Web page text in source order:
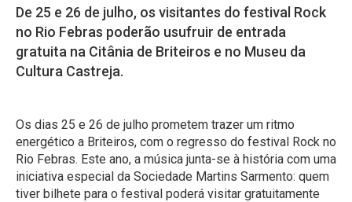
De 25 e 26 de julho, os visitantes do festival Rock
no Rio Febras poderão usufruir de entrada
gratuita na Citânia de Briteiros e no Museu da
Cultura Castreja.
Os dias 25 e 26 de julho prometem trazer um ritmo
energético a Briteiros, com o regresso do festival Rock no
Rio Febras. Este ano, a música junta-se à história com uma
iniciativa especial da Sociedade Martins Sarmento: quem
tiver bilhete para o festival poderá visitar gratuitamente